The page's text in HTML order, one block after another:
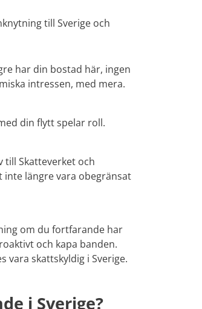
till Sverige och
har din bostad här, ingen
intressen, med mera.
din flytt spelar roll.
till Skatteverket och
längre vara obegränsat
om du fortfarande har
och kapa banden.
vara skattskyldig i Sverige.
i Sverige?